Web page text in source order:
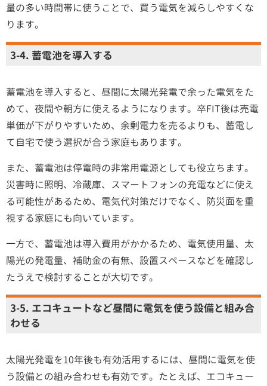
量の多い時間帯に使うことで、買う電気を減らしやすくな
ります。
3-4. 蓄電池を導入する
蓄電池を導入すると、昼間に太陽光発電で余った電気をた
めて、夜間や朝方に使えるようになります。卒FIT後は売電
単価が下がりやすいため、余剰電力を売るよりも、蓄電し
て自宅で使う選択が合う家庭もあります。
また、蓄電池は停電時の非常用電源としても役立ちます。
災害時に照明、冷蔵庫、スマートフォンの充電などに使え
る可能性があるため、電気代対策だけでなく、防災面を重
視する家庭にも向いています。
一方で、蓄電池は導入費用がかかるため、電気使用量、太
陽光の発電量、補助金の有無、設置スペースなどを確認し
たうえで検討することが大切です。
3-5. エコキュートなど昼間に電気を使う設備と組み合
わせる
太陽光発電を10年後も有効活用するには、昼間に電気を使
う設備との組み合わせも有効です。たとえば、エコキュー